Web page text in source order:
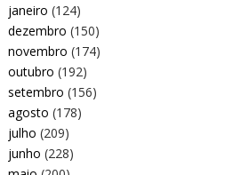
janeiro (124)
dezembro (150)
novembro (174)
outubro (192)
setembro (156)
agosto (178)
julho (209)
junho (228)